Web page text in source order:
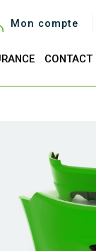
Mon compte
CONTACT